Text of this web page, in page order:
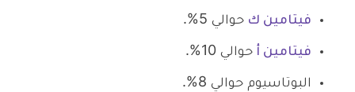
فيتامين ك حوالي 5%.
فيتامين أ حوالي 10%.
البوتاسيوم حوالي 8%.